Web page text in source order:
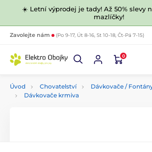
☀️ Letní výprodej je tady! Až 50% slevy
mazlíčky!
Zavolejte nám (Po 9-17, Út 8-16, St 10-18, Čt-Pá 7-15)
0
Úvod Chovatelství
Dávkovače /
Dávkovače krmiva